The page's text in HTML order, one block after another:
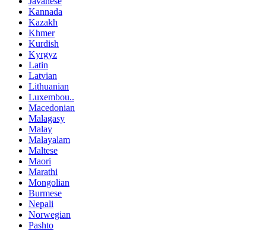
Kannada
Kazakh
Khmer
Kurdish
Kyrgyz
Latin
Latvian
Lithuanian
Luxembou..
Macedonian
Malagasy
Malay
Malayalam
Maltese
Maori
Marathi
Mongolian
Burmese
Nepali
Norwegian
Pashto